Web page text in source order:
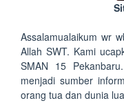
Assalamualaikum wr
Allah SWT. Kami
SMAN 15
menjadi sumber
orang tua dan dunia